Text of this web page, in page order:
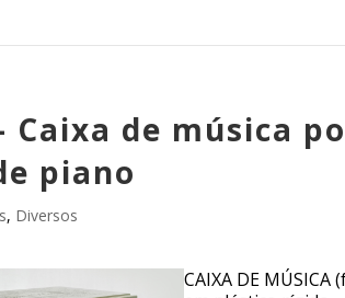
Caixa de música
piano
, Diversos
CAIXA DE